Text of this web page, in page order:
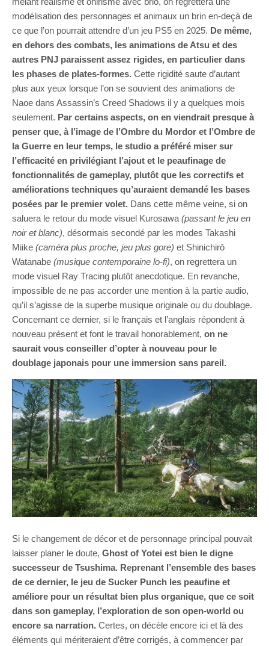
modélisation des personnages et animaux un brin en-deçà de
ce que l’on pourrait attendre d’un jeu PS5 en 2025. De même,
en dehors des combats, les animations de Atsu et des
autres PNJ paraissent assez rigides, en particulier dans
les phases de plates-formes. Cette rigidité saute d’autant
plus aux yeux lorsque l’on se souvient des animations de
Naoe dans Assassin’s Creed Shadows il y a quelques mois
seulement. Par certains aspects, on en viendrait presque à
penser que, à l’image de l’Ombre du Mordor et l’Ombre de
la Guerre en leur temps, le studio a préféré miser sur
l’efficacité en privilégiant l’ajout et le peaufinage de
fonctionnalités de gameplay, plutôt que les correctifs et
améliorations techniques qu’auraient demandé les bases
posées par le premier volet. Dans cette même veine, si on
saluera le retour du mode visuel Kurosawa (passant le jeu en
noir et blanc), désormais secondé par les modes Takashi
Miike (caméra plus proche, jeu plus gore) et Shinichirō
Watanabe (musique contemporaine lo-fi), on regrettera un
mode visuel Ray Tracing plutôt anecdotique. En revanche,
impossible de ne pas accorder une mention à la partie audio,
qu’il s’agisse de la superbe musique originale ou du doublage.
Concernant ce dernier, si le français et l’anglais répondent à
nouveau présent et font le travail honorablement, on ne
saurait vous conseiller d’opter à nouveau pour le
doublage japonais pour une immersion sans pareil.
Si le changement de décor et de personnage principal pouvait
laisser planer le doute, Ghost of Yotei est bien le digne
successeur de Tsushima. Reprenant l’ensemble des bases
de ce dernier, le jeu de Sucker Punch les peaufine et
améliore pour un résultat bien plus organique, que ce soit
dans son gameplay, l’exploration de son open-world ou
encore sa narration. Certes, on décèle encore ici et là des
éléments qui mériteraient d’être corrigés, à commencer par